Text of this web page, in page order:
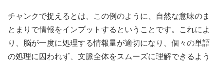
チャンクで捉えるとは、この例のように、自然な意味のま
とまりで情報をインプットするということです。これによ
り、脳が一度に処理する情報量が適切になり、個々の単語
の処理に囚われず、文脈全体をスムーズに理解できるよう